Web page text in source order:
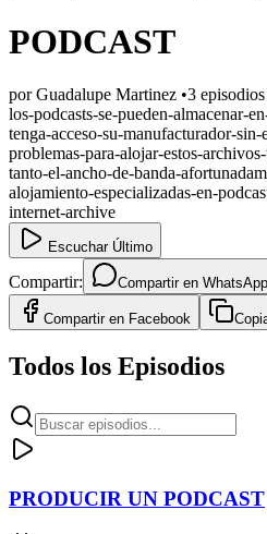
PODCAST
porGuadalupe Martinez •3 episodios
los-podcasts-se-pueden-almacenar-
tenga-acceso-su-manufacturador-
problemas-para-alojar-estos-
tanto-el-ancho-de-banda-
alojamiento-especializadas-en-
internet-archive
Escuchar Último
Compartir: Compartir en WhatsApp
Compartir en Facebook
Todos los Episodios
PRODUCIR UN PODCAST